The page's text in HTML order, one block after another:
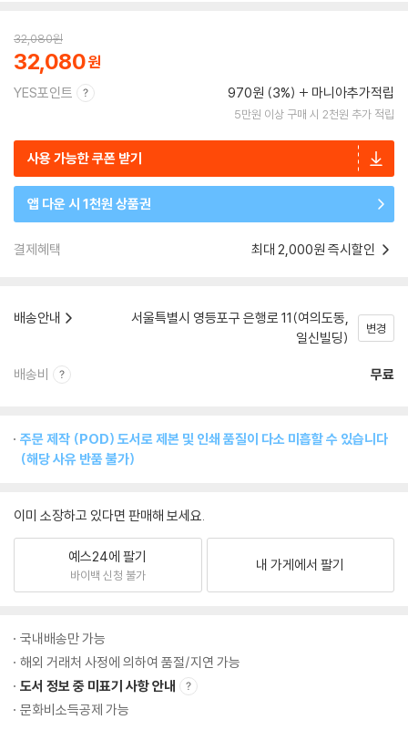
32,080원
32,080
YES포인트 970원 (3%) 마니아추가적립
5만원 이상 구매 시 2천원 추가 적립
사용 가능한 쿠폰 받기
앱 다운 시 1천원 상품권
결제혜택 최대 2,000원 즉시할인
배송안내
서울특별시 영등포구 은행로 11(여의도동,
일신빌딩)
변경
배송비 무료
주문 제작 (POD) 도서로 제본 및 인쇄 품질이 다소 미흡할 수 있습니다
(해당 사유 반품 불가)
이미 소장하고 있다면 판매해 보세요.
예스24에 팔기
바이백 신청 불가
내 가게에서 팔기
국내배송만 가능
해외 거래처 사정에 의하여 품절/지연 가능
도서 정보 중 미표기 사항 안내
문화비소득공제 가능